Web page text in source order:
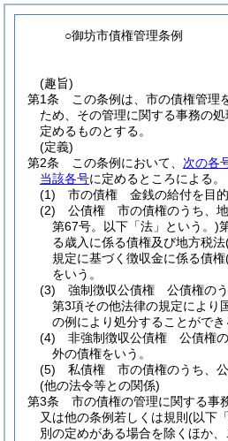
○御坊市債権管理条例
(趣旨)
第1条
この条例は、市の債権管理
ため、その管理に関する事務の
定めるものとする。
(定義)
第2条
この条例において、 次の各
当該各号に定めるところによる。
(1)
市の債権 金銭の給付を目的
(2)
公債権 市の債権のうち、
第67号。以下「法」という。)
る歳入に係る債権及び地方税法
規定に基づく徴収金に係る債権
をいう。
(3)
強制徴収公債権 公債権の
第3項その他法律の規定により
の例により処分することができ
(4)
非強制徴収公債権 公債権
外の債権をいう。
(5)
私債権 市の債権のうち、公
(他の法令等との関係)
第3条
市の債権の管理に関する事
又は他の条例若しくは規則 (以下
別の定めがある場合を除くほか